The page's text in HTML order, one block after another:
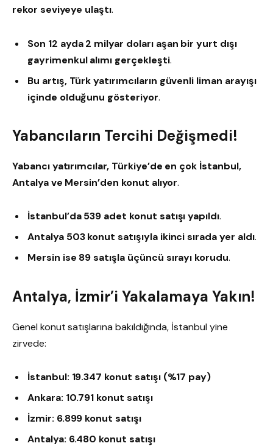
rekor seviyeye ulaştı.
Son 12 ayda 2 milyar doları aşan bir yurt dışı
gayrimenkul alımı gerçekleşti.
Bu artış, Türk yatırımcıların güvenli liman arayışı
içinde olduğunu gösteriyor.
Yabancıların Tercihi Değişmedi!
Yabancı yatırımcılar, Türkiye’de en çok İstanbul,
Antalya ve Mersin’den konut alıyor.
İstanbul’da 539 adet konut satışı yapıldı.
Antalya 503 konut satışıyla ikinci sırada yer aldı.
Mersin ise 89 satışla üçüncü sırayı korudu.
Antalya, İzmir’i Yakalamaya Yakın!
Genel konut satışlarına bakıldığında, İstanbul yine
zirvede:
İstanbul: 19.347 konut satışı (%17 pay)
Ankara: 10.791 konut satışı
İzmir: 6.899 konut satışı
Antalya: 6.480 konut satışı